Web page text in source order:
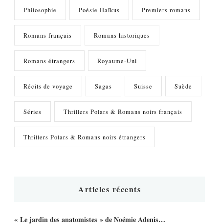
Philosophie Poésie Haïkus Premiers romans
Romans français Romans historiques
Romans étrangers Royaume-Uni
Récits de voyage Sagas Suisse Suède
Séries Thrillers Polars & Romans noirs français
Thrillers Polars & Romans noirs étrangers
Articles récents
« Le jardin des anatomistes » de Noémie Adenis…